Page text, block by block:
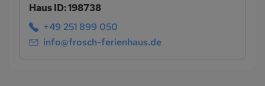
Haus ID: 198738
+49 251 899 050
info@frosch-ferienhaus.de